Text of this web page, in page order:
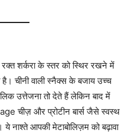
रक्त शर्करा के स्तर को स्थिर रखने में
है। चीनी वाली स्नैक्स के बजाय उच्च
उत्तेजना तो देते हैं लेकिन बाद में
चीज़ और प्रोटीन बार्स जैसे स्वस्थ
नाश्ते आपकी मेटाबोलिज़म को बढ़ावा